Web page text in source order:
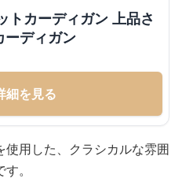
トカーディガン 上品さ
ーディガン
細を見る
用した、クラシカルな雰囲
。